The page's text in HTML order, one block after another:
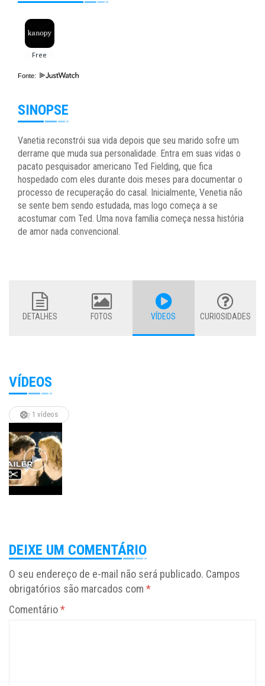
Fonte:
SINOPSE
Vanetia reconstrói sua vida depois que seu marido sofre um
derrame que muda sua personalidade. Entra em suas vidas o
pacato pesquisador americano Ted Fielding, que fica
hospedado com eles durante dois meses para documentar o
processo de recuperação do casal. Inicialmente, Venetia não
se sente bem sendo estudada, mas logo começa a se
acostumar com Ted. Uma nova família começa nessa história
de amor nada convencional.
DETALHES FOTOS VÍDEOS CURIOSIDADES
VÍDEOS
1 vídeos
DEIXE UM COMENTÁRIO
O seu endereço de e-mail não será publicado. Campos
obrigatórios são marcados com *
Comentário*